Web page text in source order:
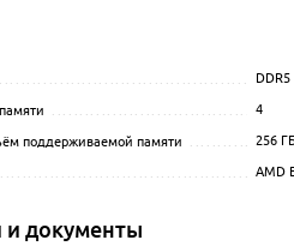
DDR5
4
поддерживаемой памяти 256
AMD
и документы